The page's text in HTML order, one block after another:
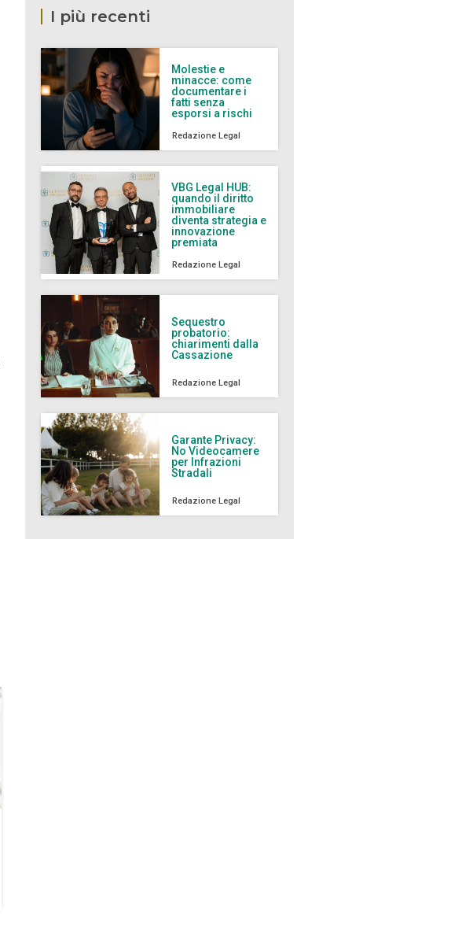
I più recenti
Molestie e
minacce: come
documentare i
fatti senza
esporsi a rischi
Redazione Legal
VBG Legal HUB:
quando il diritto
immobiliare
diventa strategia e
innovazione
premiata
Redazione Legal
Sequestro
probatorio:
chiarimenti dalla
Cassazione
Redazione Legal
Garante Privacy:
No Videocamere
per Infrazioni
Stradali
Redazione Legal